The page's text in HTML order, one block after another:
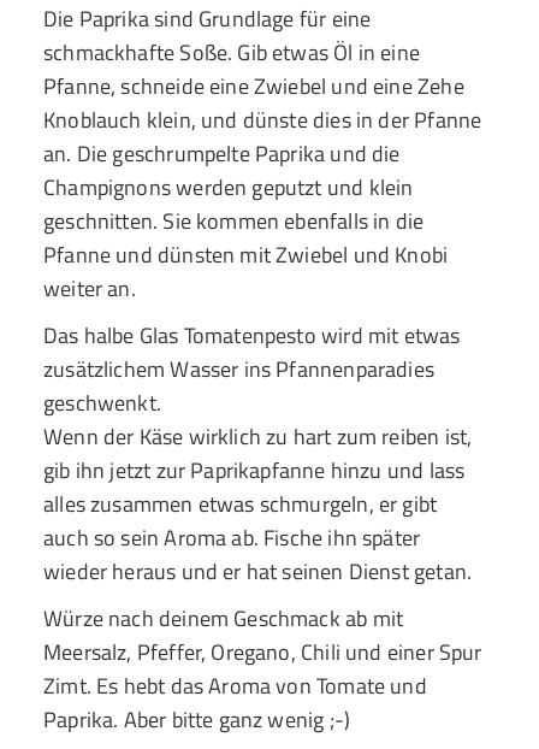
Die Paprika sind Grundlage für eine
schmackhafte Soße. Gib etwas Öl in eine
Pfanne, schneide eine Zwiebel und eine Zehe
Knoblauch klein, und dünste dies in der Pfanne
an. Die geschrumpelte Paprika und die
Champignons werden geputzt und klein
geschnitten. Sie kommen ebenfalls in die
Pfanne und dünsten mit Zwiebel und Knobi
weiter an.
Das halbe Glas Tomatenpesto wird mit etwas
zusätzlichem Wasser ins Pfannenparadies
geschwenkt.
Wenn der Käse wirklich zu hart zum reiben ist,
gib ihn jetzt zur Paprikapfanne hinzu und lass
alles zusammen etwas schmurgeln, er gibt
auch so sein Aroma ab. Fische ihn später
wieder heraus und er hat seinen Dienst getan.
Würze nach deinem Geschmack ab mit
Meersalz, Pfeffer, Oregano, Chili und einer Spur
Zimt. Es hebt das Aroma von Tomate und
Paprika. Aber bitte ganz wenig ;-)